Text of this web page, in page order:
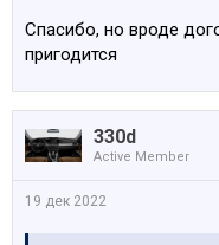
Спасибо, но вроде
пригодится
330d
Active Member
19 дек 2022